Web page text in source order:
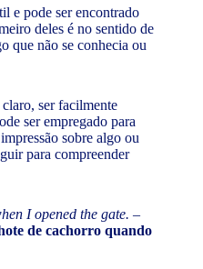
e pode ser encontrado
deles é no sentido de
que não se conhecia ou
ser facilmente
ser empregado para
sobre algo ou
para compreender
I opened the gate. –
de cachorro quando